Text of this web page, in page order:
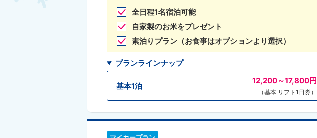
全日程1名宿泊可能
自家製のお米をプレゼント
素泊りプラン（お食事はオプションより選択）
プランラインナップ
基本1泊
12,200～17,800円
（基本 リフト1日券）